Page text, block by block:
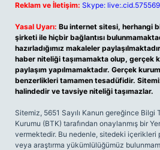
Reklam ve İletişim: Skype:
Yasal Uyarı: Bu internet sitesi, herhangi
şirketi ile hiçbir bağlantısı
hazırladığımız makaleler
haber niteliği taşımamakta olup, gerçek
paylaşım yapılmamaktadır. Gerçek
benzerlikleri tamamen tesadüfidir.
halindedir ve tavsiye niteliği taşımazlar.
Sitemiz, 5651 Sayılı Kanun gereğince
Kurumu (BTK) tarafından onaylanmış bir
vermektedir. Bu nedenle, sitedeki
veya araştırma yükümlülüğümüz